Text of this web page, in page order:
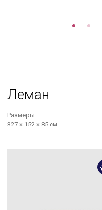
Леман
Размеры:
327 × 152 × 85 см